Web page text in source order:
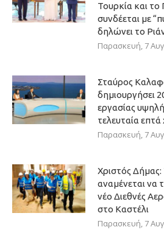
Τουρκία και το
συνδέεται με
δηλώνει το
Παρασκευή, 7
Σταύρος
δημιουργήσει
εργασίας
τελευταία
Παρασκευή, 7
Χριστός
αναμένεται να
νέο Διεθνές
στο Καστέλι
Παρασκευή, 7